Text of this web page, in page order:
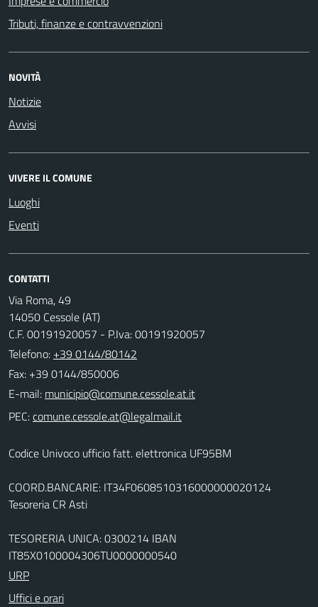
Tributi, finanze e contravvenzioni
NOVITÀ
Notizie
Avvisi
VIVERE IL COMUNE
Luoghi
Eventi
CONTATTI
Via Roma, 49
14050 Cessole (AT)
C.F. 00191920057 - P.Iva: 00191920057
Telefono: +39 0144/80142
Fax: +39 0144/850006
E-mail:
PEC:
Codice Univoco ufficio fatt. elettronica UF95BM
COORD.BANCARIE: IT34F0608510316000000020124
Tesoreria CR Asti
TESORERIA UNICA: 0300214 IBAN
IT85X0100004306TU0000000540
URP
Uffici e orari